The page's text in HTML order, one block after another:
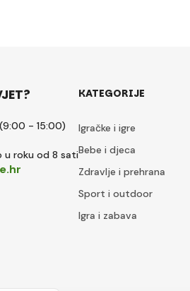
- 15:00)
u roku od 8 sati
KATEGORIJE
Igračke i igre
Bebe i djeca
Zdravlje i prehrana
Sport i outdoor
Igra i zabava